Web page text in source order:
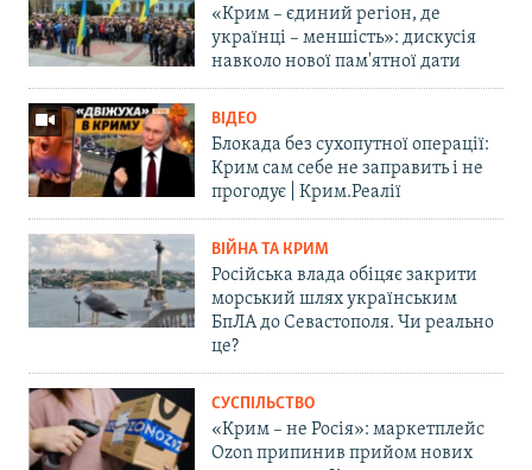
«Крим – єдиний регіон, де
українці – меншість»: дискусія
навколо нової пам'ятної дати
ВІДЕО
Блокада без сухопутної операції:
Крим сам себе не заправить і не
прогодує | Крим.Реалії
ВІЙНА ТА КРИМ
Російська влада обіцяє закрити
морський шлях українським
БпЛА до Севастополя. Чи реально
це?
СУСПІЛЬСТВО
«Крим – не Росія»: маркетплейс
Ozon припинив прийом нових